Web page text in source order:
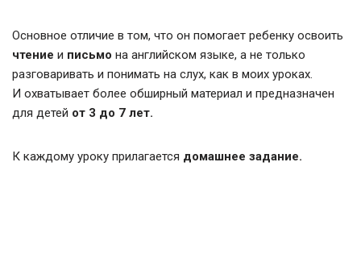
Основное отличие в том, что он помогает ребенку освоить
чтение и письмо на английском языке, а не только
разговаривать и понимать на слух, как в моих уроках.
И охватывает более обширный материал и предназначен
для детей от 3 до 7 лет.
К каждому уроку прилагается домашнее задание.